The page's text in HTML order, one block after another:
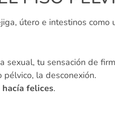
útero e intestinos como
sexual, tu sensación de
la desconexión.
felices.